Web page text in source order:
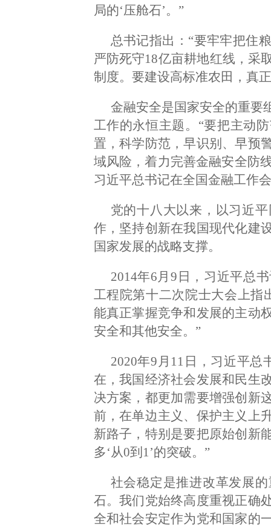
局的‘压舱石’。”
总书记指出：“要牢牢把住
严防死守18亿亩耕地红线，采
制度。要建设高标准农田，真
金融安全是国家安全的重要
工作的永恒主题。“要把主动
置，科学防范，早识别、早预
域风险，着力完善金融安全防
习近平总书记在全国金融工作
党的十八大以来，以习近
作，坚持创新在我国现代化建
国家发展的战略支撑。
2014年6月9日，习近平总
工程院第十二次院士大会上指
能真正掌握竞争和发展的主动
安全和其他安全。”
2020年9月11日，习近平
在，我国经济社会发展和民生
决方案，都更加需要增强创新
前，在单边主义、保护主义上
新路子，特别是要把原始创新
多‘从0到1’的突破。”
社会稳定是推进改革发展
石。我们党始终高度重视正确
全和社会安定作为党和国家的